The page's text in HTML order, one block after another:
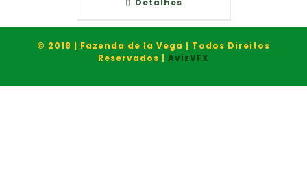
Detalhes
© 2018 | Fazenda de la Vega | Todos Direitos
Reservados | AvizVFX